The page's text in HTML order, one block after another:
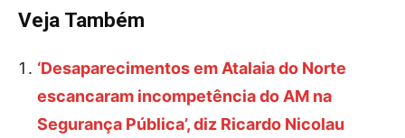
Veja Também
‘Desaparecimentos em Atalaia do Norte
escancaram incompetência do AM na
Segurança Pública’, diz Ricardo Nicolau